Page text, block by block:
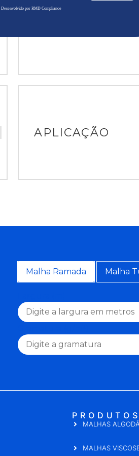
APLICAÇÃO
Malha Ramada Malha
PRODUTOS
MALHAS
MALHAS
Desenvolvido por RMD Compliance